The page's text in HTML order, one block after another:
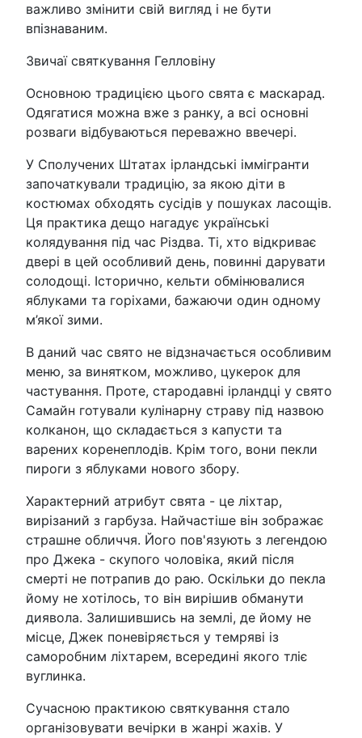
важливо змінити свій вигляд і не бути
впізнаваним.
Звичаї святкування Гелловіну
Основною традицією цього свята є маскарад.
Одягатися можна вже з ранку, а всі основні
розваги відбуваються переважно ввечері.
У Сполучених Штатах ірландські іммігранти
започаткували традицію, за якою діти в
костюмах обходять сусідів у пошуках ласощів.
Ця практика дещо нагадує українські
колядування під час Різдва. Ті, хто відкриває
двері в цей особливий день, повинні дарувати
солодощі. Історично, кельти обмінювалися
яблуками та горіхами, бажаючи один одному
м’якої зими.
В даний час свято не відзначається особливим
меню, за винятком, можливо, цукерок для
частування. Проте, стародавні ірландці у свято
Самайн готували кулінарну страву під назвою
колканон, що складається з капусти та
варених коренеплодів. Крім того, вони пекли
пироги з яблуками нового збору.
Характерний атрибут свята - це ліхтар,
вирізаний з гарбуза. Найчастіше він зображає
страшне обличчя. Його пов'язують з легендою
про Джека - скупого чоловіка, який після
смерті не потрапив до раю. Оскільки до пекла
йому не хотілось, то він вирішив обманути
диявола. Залишившись на землі, де йому не
місце, Джек поневіряється у темряві із
саморобним ліхтарем, всередині якого тліє
вуглинка.
Сучасною практикою святкування стало
організовувати вечірки в жанрі жахів. У